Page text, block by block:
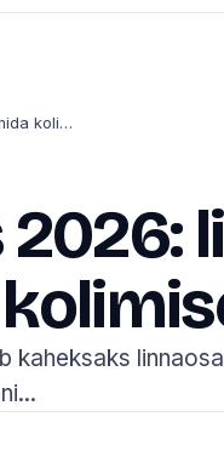
Elamine Tallinnas 2026: linnaosade ülevaade ja mida kolimisel teada
2026:
kaheksaks